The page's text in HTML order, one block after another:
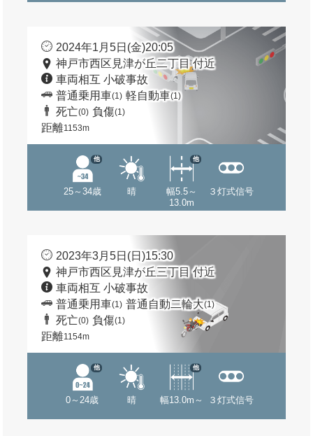
2024年1月5日(金)20:05
神戸市西区見津が丘二丁目 付近
車両相互 小破事故
普通乗用車(1) 軽自動車(1)
死亡(0) 負傷(1)
距離1153m
25～34歳
他
晴
幅5.5～
13.0m
他
３灯式信号
2023年3月5日(日)15:30
神戸市西区見津が丘三丁目 付近
車両相互 小破事故
普通乗用車(1) 普通自動二輪大(1)
死亡(0) 負傷(1)
距離1154m
0～24歳
他
晴 幅13.0m～
他
３灯式信号